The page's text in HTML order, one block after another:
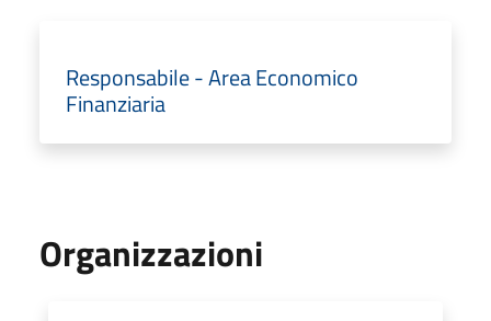
Responsabile - Area Economico
Finanziaria
Organizzazioni